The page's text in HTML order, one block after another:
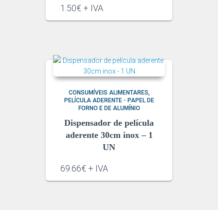
1.50€ + IVA
CONSUMÍVEIS ALIMENTARES
PELÍCULA ADERENTE - PAPEL DE
FORNO E DE ALUMÍNIO
Dispensador de película
aderente 30cm inox – 1
UN
69.66€ + IVA